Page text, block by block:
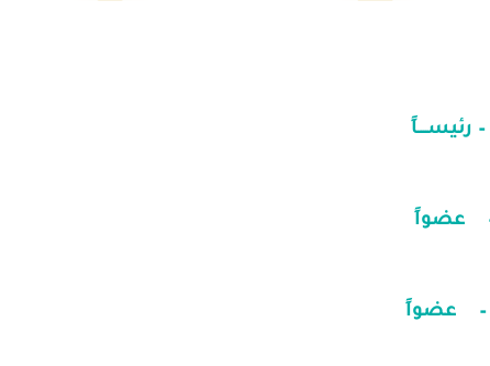
رئيســــاً
عضواً
عضواً